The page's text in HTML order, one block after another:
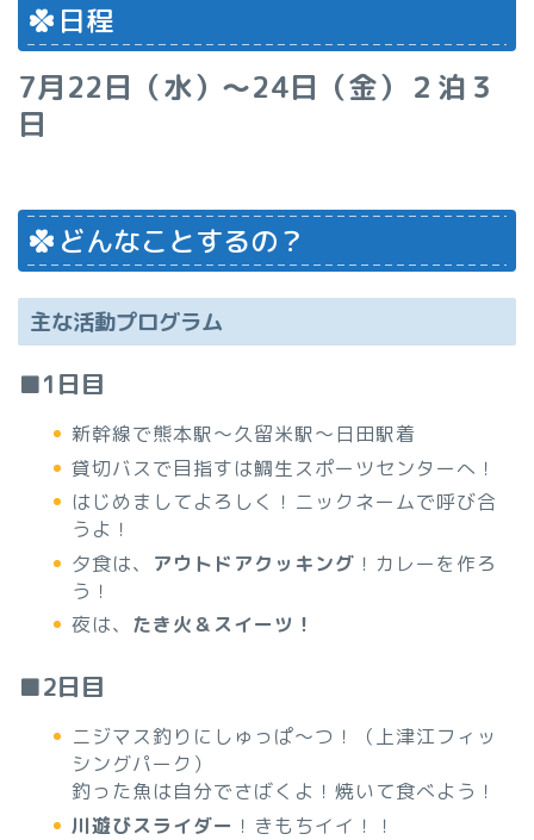
日程
7月22日（水）～24日（金）２泊３
日
どんなことするの？
主な活動プログラム
■1日目
新幹線で熊本駅～久留米駅～日田駅着
貸切バスで目指すは鯛生スポーツセンターへ！
はじめましてよろしく！ニックネームで呼び合
うよ！
夕食は、 アウトドアクッキング ！カレーを作ろ
う！
夜は、 たき火＆スイーツ！
■2日目
ニジマス釣りにしゅっぱ～つ！（上津江フィッ
シングパーク）
釣った魚は自分でさばくよ！焼いて食べよう！
川遊びスライダー ！きもちイイ！！